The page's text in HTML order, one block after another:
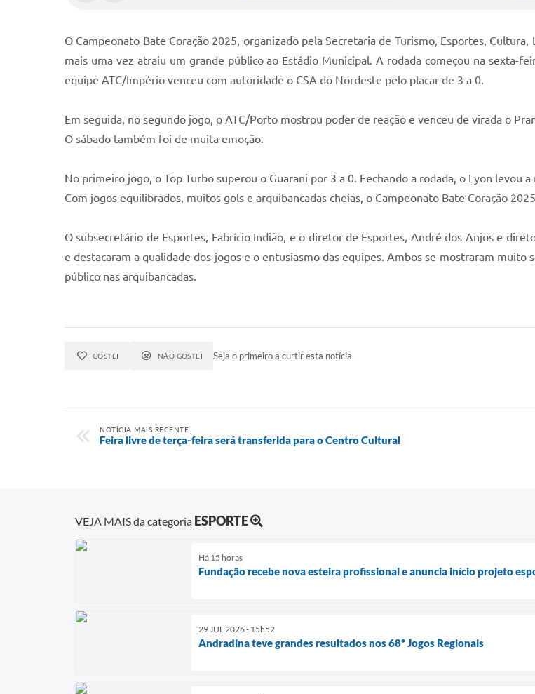
O Campeonato Bate Coração 2025, organizado pela Secretaria de Turismo, Esportes,
mais uma vez atraiu um grande público ao Estádio Municipal. A rodada começou na sexta-
equipe ATC/Império venceu com autoridade o CSA do Nordeste pelo placar de 3 a 0.
Em seguida, no segundo jogo, o ATC/Porto mostrou poder de reação e venceu de virada o
O sábado também foi de muita emoção.
No primeiro jogo, o Top Turbo superou o Guarani por 3 a 0. Fechando a rodada, o Lyon levou
Com jogos equilibrados, muitos gols e arquibancadas cheias, o Campeonato Bate Coração
O subsecretário de Esportes, Fabrício Indião, e o diretor de Esportes, André dos Anjos e
e destacaram a qualidade dos jogos e o entusiasmo das equipes. Ambos se mostraram
público nas arquibancadas.
GOSTEI NÃO GOSTEI Seja o primeiro a curtir esta notícia.
NOTÍCIA MAIS RECENTE
Feira livre de terça-feira será transferida para o Centro Cultural
VEJA MAIS da categoria ESPORTE
Há 15 horas
Fundação recebe nova esteira profissional e anuncia início projeto
29 JUL 2026 - 15h52
Andradina teve grandes resultados nos 68º Jogos Regionais